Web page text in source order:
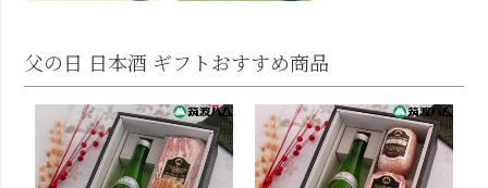
父の日 日本酒 ギフトおすすめ商品